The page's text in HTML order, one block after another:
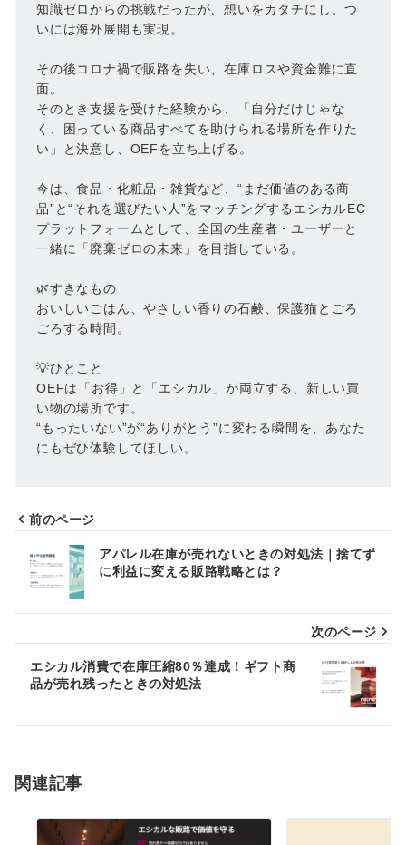
知識ゼロからの挑戦だったが、想いをカタチにし、つ
いには海外展開も実現。
その後コロナ禍で販路を失い、在庫ロスや資金難に直
面。
そのとき支援を受けた経験から、「自分だけじゃな
く、困っている商品すべてを助けられる場所を作りた
い」と決意し、OEFを立ち上げる。
今は、食品・化粧品・雑貨など、“まだ価値のある商
品”と“それを選びたい人”をマッチングするエシカルEC
プラットフォームとして、全国の生産者・ユーザーと
一緒に「廃棄ゼロの未来」を目指している。
🌿すきなもの
おいしいごはん、やさしい香りの石鹸、保護猫とごろ
ごろする時間。
💡ひとこと
OEFは「お得」と「エシカル」が両立する、新しい買
い物の場所です。
“もったいない”が“ありがとう”に変わる瞬間を、あなた
にもぜひ体験してほしい。
稿
ビ
ゲ
シ
ン
前のページ
アパレル在庫が売れないときの対処法｜捨てず
に利益に変える販路戦略とは？
次のページ
エシカル消費で在庫圧縮80％達成！ギフト商
品が売れ残ったときの対処法
関連記事